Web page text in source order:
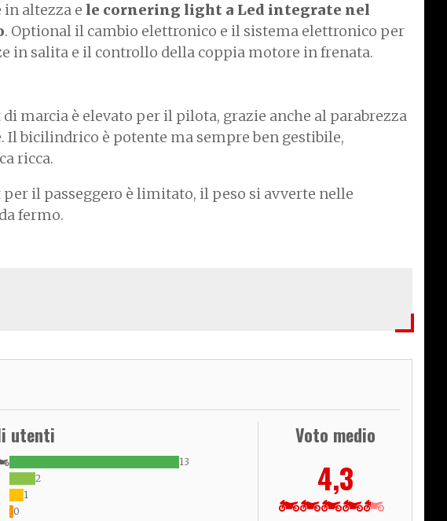
altezza e le cornering light a Led integrate nel
. Optional il cambio elettronico e il sistema elettronico per
in salita e il controllo della coppia motore in frenata.
marcia è elevato per il pilota, grazie anche al parabrezza
Il bicilindrico è potente ma sempre ben gestibile,
ricca.
il passeggero è limitato, il peso si avverte nelle
fermo.
utenti
13
2
1
0
Voto medio
4,3